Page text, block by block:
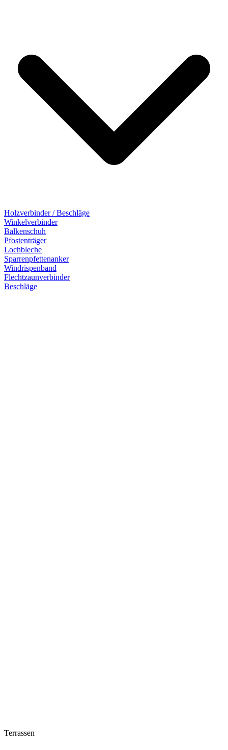
Holzverbinder / Beschläge
Winkelverbinder
Balkenschuh
Pfostenträger
Lochbleche
Sparrenpfettenanker
Windrispenband
Flechtzaunverbinder
Beschläge
Terrassen